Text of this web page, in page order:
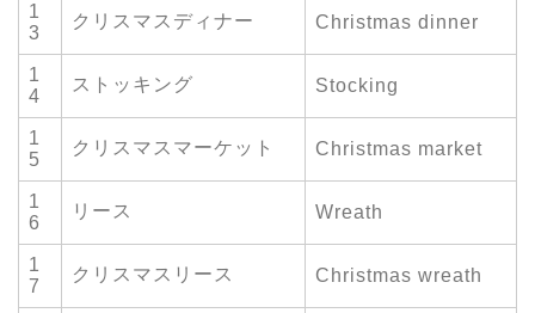
1
3
クリスマスディナー Christmas dinner
1
4
ストッキング Stocking
1
5
クリスマスマーケット Christmas market
1
6
リース Wreath
1
7
クリスマスリース Christmas wreath